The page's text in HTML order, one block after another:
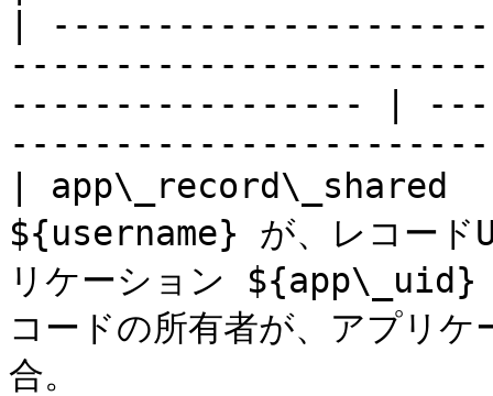
|
----------------- |
|
${username} が、レコー
リケーション
コードの所有者が、アプリ
合。